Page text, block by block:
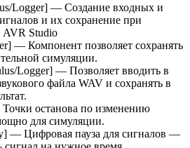
Logger] — Создание входных и
и их сохранение при
AVR Studio
— Компонент позволяет сохранять
симуляции.
Logger] — Позволяет вводить в
файла WAV и сохранять в
останова по изменению
для симуляции.
— Цифровая пауза для сигналов —